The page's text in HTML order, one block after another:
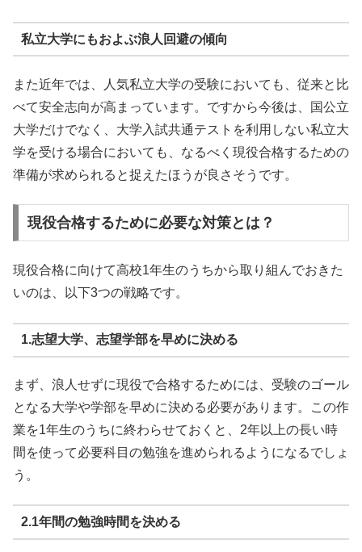
私立大学にもおよぶ浪人回避の傾向
また近年では、人気私立大学の受験においても、従来と比
べて安全志向が高まっています。ですから今後は、国公立
大学だけでなく、大学入試共通テストを利用しない私立大
学を受ける場合においても、なるべく現役合格するための
準備が求められると捉えたほうが良さそうです。
現役合格するために必要な対策とは？
現役合格に向けて高校1年生のうちから取り組んでおきた
いのは、以下3つの戦略です。
1.志望大学、志望学部を早めに決める
まず、浪人せずに現役で合格するためには、受験のゴール
となる大学や学部を早めに決める必要があります。この作
業を1年生のうちに終わらせておくと、2年以上の長い時
間を使って必要科目の勉強を進められるようになるでしょ
う。
2.1年間の勉強時間を決める